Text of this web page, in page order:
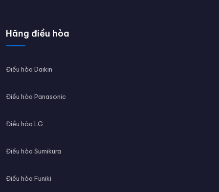
Hãng điều hòa
Điều hòa Daikin
Điều hòa Panasonic
Điều hòa LG
Điều hòa Sumikura
Điều hòa Funiki